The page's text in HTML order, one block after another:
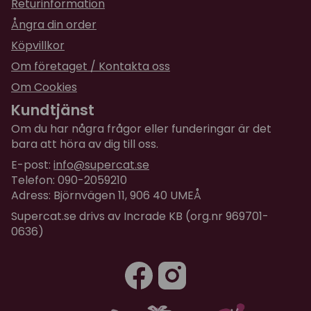
Returinformation
Ångra din order
Köpvillkor
Om företaget / Kontakta oss
Om Cookies
Kundtjänst
Om du har några frågor eller funderingar är det
bara att höra av dig till oss.
E-post: info@supercat.se
Telefon: 090-2059210
Adress: Björnvägen 11, 906 40 UMEÅ
Supercat.se drivs av Incrade KB (org.nr 969701-
0636)